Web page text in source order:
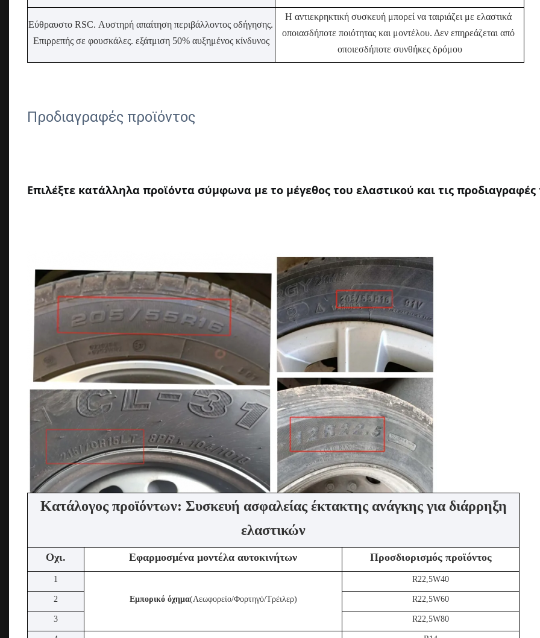
Εύθραυστο RSC. Αυστηρή απαίτηση περιβάλλοντος οδήγησης.
Επιρρεπής σε φουσκάλες. εξάτμιση 50% αυξημένος κίνδυνος
Η αντιεκρηκτική συσκευή μπορεί να ταιριάζει με ελαστικά
οποιασδήποτε ποιότητας και μοντέλου. Δεν επηρεάζεται από
οποιεσδήποτε συνθήκες δρόμου
Προδιαγραφές προϊόντος
Επιλέξτε κατάλληλα προϊόντα σύμφωνα με το μέγεθος του ελαστικού και τις
Κατάλογος προϊόντων: Συσκευή ασφαλείας έκτακτης ανάγκης για διάρρηξη
ελαστικών
Οχι. Εφαρμοσμένα μοντέλα αυτοκινήτων Προσδιορισμός προϊόντος
1
Εμπορικό όχημα(Λεωφορείο/Φορτηγό/Τρέιλερ)
R22,5W40
2 R22,5W60
3 R22,5W80